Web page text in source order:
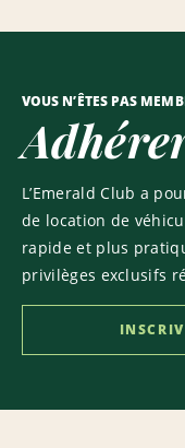
VOUS N’ÊTES PAS
L’Emerald Club a
de location de
rapide et plus
privilèges exclusifs